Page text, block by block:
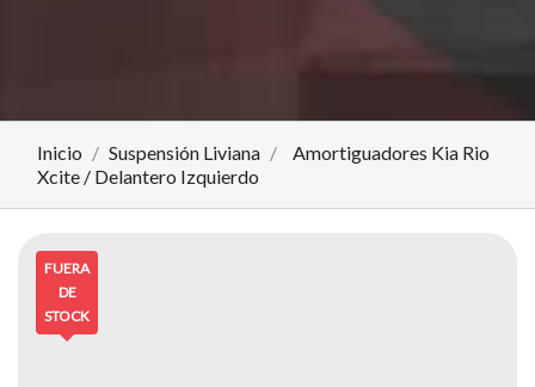
Inicio Suspensión Liviana
Amortiguadores Kia Rio
Xcite / Delantero Izquierdo
FUERA
DE
STOCK